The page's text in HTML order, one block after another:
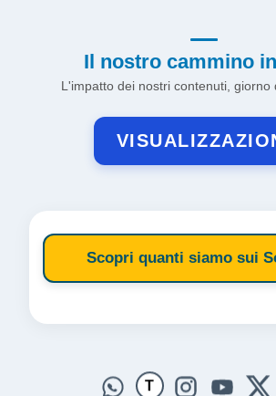
Il nostro cammino
L'impatto dei nostri contenuti, giorno
Scopri quanti siamo sui
T